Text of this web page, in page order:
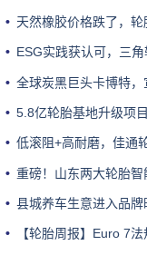
天然橡胶价格跌了，轮胎厂为
ESG实践获认可，三角轮胎斩获
全球炭黑巨头卡博特，
5.8亿轮胎基地升级项
低滚阻+高耐磨，佳通轮胎精准切
重磅！山东两大轮胎智能
县城养车生意进入品牌时代，途虎为
【轮胎周报】Euro 7法规将至；米其林上半年营收超千亿；倍耐力上